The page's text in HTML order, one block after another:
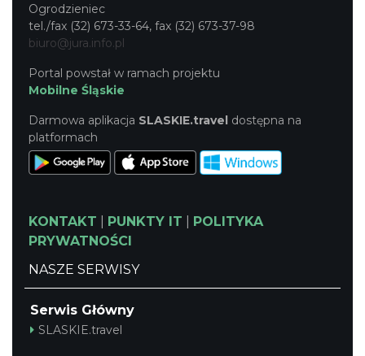
Ogrodzieniec
tel./fax (32) 673-33-64, fax (32) 673-37-98
biuro@jura.info.pl
Portal powstał w ramach projektu
Mobilne Śląskie
Darmowa aplikacja SLASKIE.travel dostępna na
platformach
KONTAKT PUNKTY IT
POLITYKA
PRYWATNOŚCI
NASZE SERWISY
Serwis Główny
SLASKIE.travel